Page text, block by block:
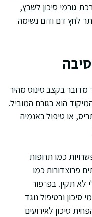
גורמי סיכון לשבץ,
לחץ דם ודום נשימה
מדובר בקצב סינוס מהיר
הוא בגורם המוביל.
או טיפול באנמיה
כמו תרופות
פרוצדורות כמו
תקין. בפרפור
סיכון ובטיפול נוגד
סיכון לאירועים